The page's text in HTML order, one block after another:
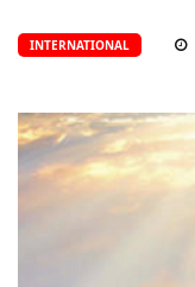
INTERNATIONAL